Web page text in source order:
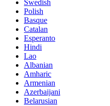
Swedish
Polish
Basque
Catalan
Esperanto
Hindi
Lao
Albanian
Amharic
Armenian
Azerbaijani
Belarusian